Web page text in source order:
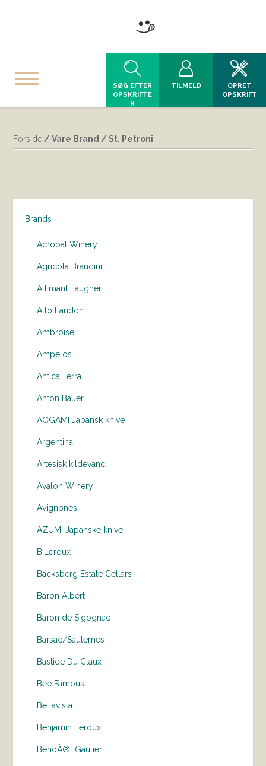
SØG EFTER
OPSKRIFTE
R
TILMELD
OPRET
OPSKRIFT
Forside / Vare Brand / St. Petroni
Brands
Acrobat Winery
Agricola Brandini
Allimant Laugner
Alto Landon
Ambroise
Ampelos
Antica Terra
Anton Bauer
AOGAMI Japansk knive
Argentina
Artesisk kildevand
Avalon Winery
Avignonesi
AZUMI Japanske knive
B.Leroux
Backsberg Estate Cellars
Baron Albert
Baron de Sigognac
Barsac/Sauternes
Bastide Du Claux
Bee Famous
Bellavista
Benjamin Leroux
BenoÃ®t Gautier